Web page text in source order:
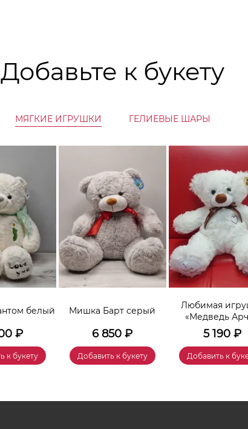
Добавьте к букету
МЯГКИЕ ИГРУШКИ ГЕЛИЕВЫЕ ШАРЫ
белый
₽
к букету
Мишка Барт серый
6 850 ₽
Добавить к букету
Любимая
«Медведь
5 190₽
Добавить к